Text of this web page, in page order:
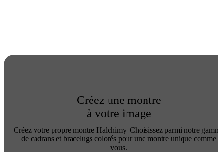
Créez une montre
à votre image
Créez votre propre montre Halchimy. Choisissez parmi notre
de cadrans et bracelugs colorés pour une montre unique comme
vous.